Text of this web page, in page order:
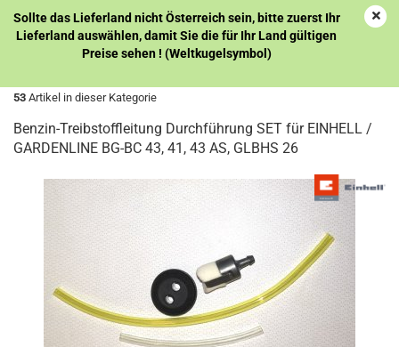
Sollte das Lieferland nicht Österreich sein, bitte zuerst Ihr
Lieferland auswählen, damit Sie die für Ihr Land gültigen
Preise sehen ! (Weltkugelsymbol)
53 Artikel in dieser Kategorie
Benzin-Treibstoffleitung Durchführung SET für EINHELL /
GARDENLINE BG-BC 43, 41, 43 AS, GLBHS 26